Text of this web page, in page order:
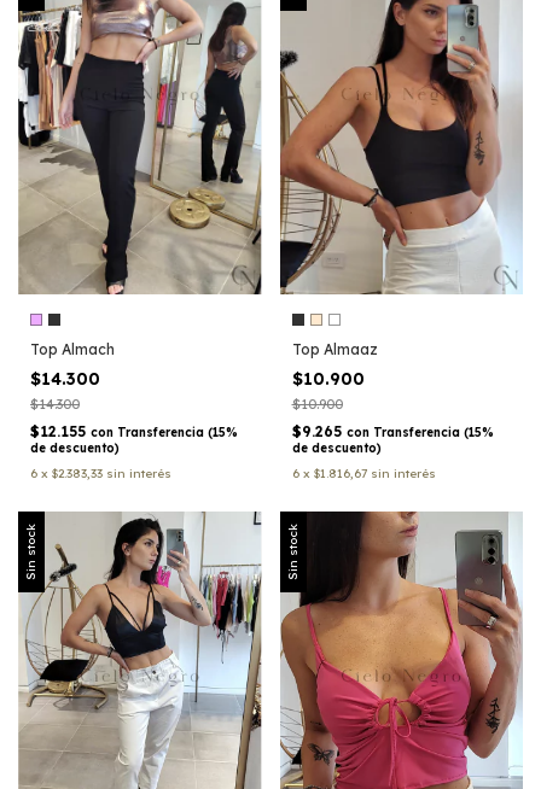
Top Almach
$14.300
$14.300
$12.155 con Transferencia (15%
de descuento)
6 x $2.383,33 sin interés
Top Almaaz
$10.900
$10.900
$9.265 con Transferencia (15%
de descuento)
6 x $1.816,67 sin interés
Sin stock Sin stock